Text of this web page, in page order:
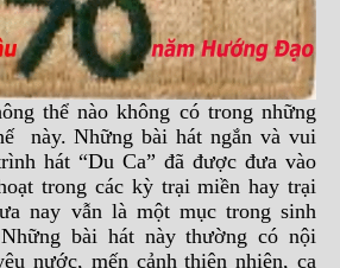
thể nào không có trong những
này. Những bài hát ngắn và vui
hát “Du Ca” đã được đưa vào
trong các kỳ trại miền hay trại
nay vẫn là một mục trong sinh
bài hát này thường có nội
nước, mến cảnh thiên nhiên, ca